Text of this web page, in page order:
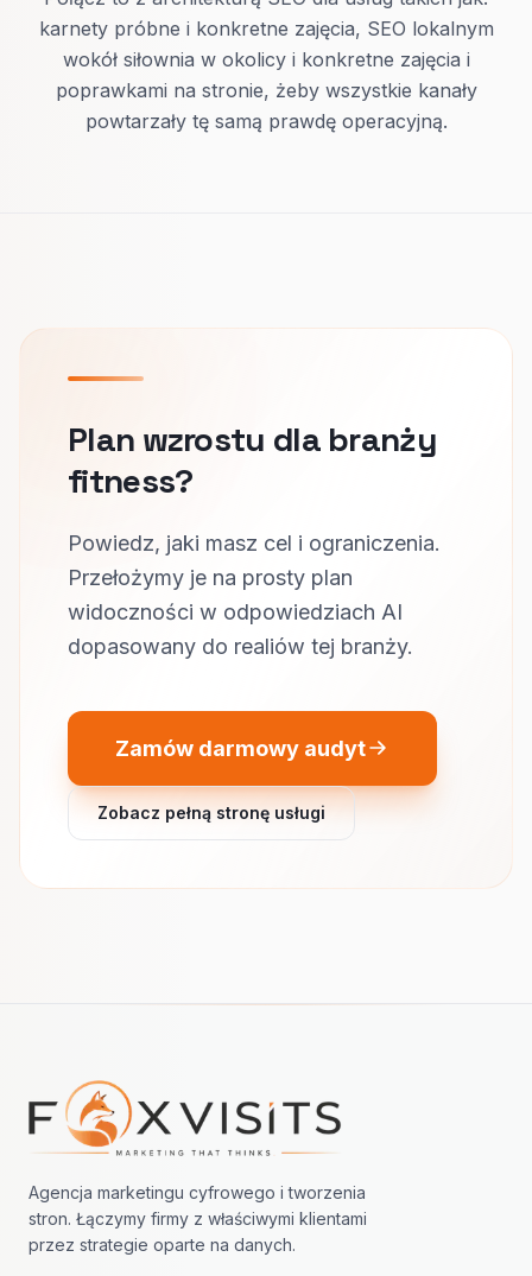
karnety próbne i konkretne zajęcia, SEO lokalnym
wokół siłownia w okolicy i konkretne zajęcia i
poprawkami na stronie, żeby wszystkie kanały
powtarzały tę samą prawdę operacyjną.
Plan wzrostu dla branży
fitness?
Powiedz, jaki masz cel i ograniczenia.
Przełożymy je na prosty plan
widoczności w odpowiedziach AI
dopasowany do realiów tej branży.
Zamów darmowy audyt
Zobacz pełną stronę usługi
Nawigacja w stopce
Agencja marketingu cyfrowego i tworzenia
stron. Łączymy firmy z właściwymi klientami
przez strategie oparte na danych.